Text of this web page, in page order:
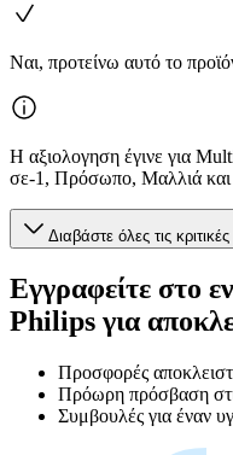
Ναι, προτείνω αυτό το
Η αξιολογηση έγινε για
σε-1, Πρόσωπο, Μαλλιά
Διαβάστε όλες τις
Εγγραφείτε στο
Philips για
Προσφορές
Πρόωρη πρόσβαση
Συμβουλές για έναν